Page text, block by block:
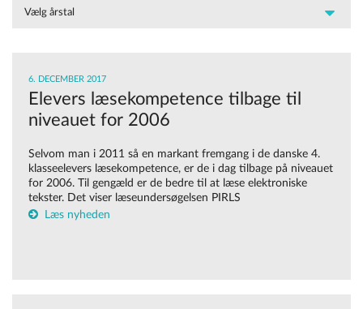
6. DECEMBER 2017
Elevers læsekompetence tilbage til
niveauet for 2006
Selvom man i 2011 så en markant fremgang i de danske 4.
klasseelevers læsekompetence, er de i dag tilbage på niveauet
for 2006. Til gengæld er de bedre til at læse elektroniske
tekster. Det viser læseundersøgelsen PIRLS
Læs nyheden